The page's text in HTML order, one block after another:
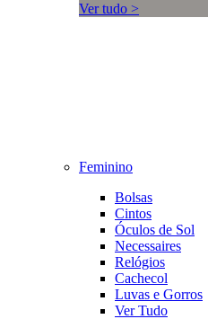
Ver tudo >
Feminino
Bolsas
Cintos
Óculos de Sol
Necessaires
Relógios
Cachecol
Luvas e Gorros
Ver Tudo